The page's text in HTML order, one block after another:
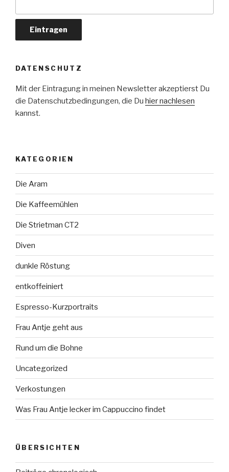
DATENSCHUTZ
Mit der Eintragung in meinen Newsletter akzeptierst Du
die Datenschutzbedingungen, die Du hier nachlesen
kannst.
KATEGORIEN
Die Aram
Die Kaffeemühlen
Die Strietman CT2
Diven
dunkle Röstung
entkoffeiniert
Espresso-Kurzportraits
Frau Antje geht aus
Rund um die Bohne
Uncategorized
Verkostungen
Was Frau Antje lecker im Cappuccino findet
ÜBERSICHTEN